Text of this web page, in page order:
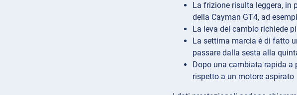
La frizione risulta leggera, in
della Cayman GT4, ad
La leva del cambio richiede
La settima marcia è di fatto
passare dalla sesta alla
Dopo una cambiata rapida a
rispetto a un motore aspirato